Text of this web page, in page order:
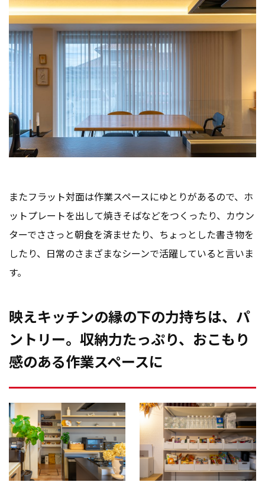
またフラット対面は作業スペースにゆとりがあるので、ホ
ットプレートを出して焼きそばなどをつくったり、カウン
ターでささっと朝食を済ませたり、ちょっとした書き物を
したり、日常のさまざまなシーンで活躍していると言いま
す。
映えキッチンの縁の下の力持ちは、パ
ントリー。収納力たっぷり、おこもり
感のある作業スペースに